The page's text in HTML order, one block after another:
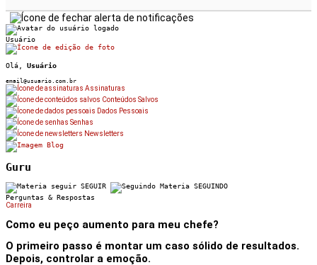
Usuário
Olá, Usuário
email@usuario.com.br
Assinaturas
Conteúdos Salvos
Dados Pessoais
Senhas
Newsletters
Guru
SEGUIR
SEGUINDO
Perguntas & Respostas
Carreira
Como eu peço aumento para meu chefe?
O primeiro passo é montar um caso sólido de resultados.
Depois, controlar a emoção.